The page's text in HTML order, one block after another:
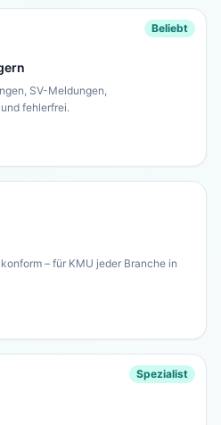
Beliebt
SV-Meldungen,
fehlerfrei.
– für KMU jeder Branche in
Spezialist